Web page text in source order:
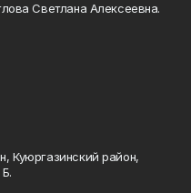
Светлана Алексеевна.
Куюргазинский район,